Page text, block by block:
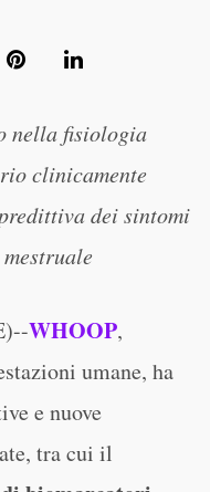
nella fisiologia
clinicamente
dei sintomi
WHOOP,
umane, ha
e nuove
tra cui il